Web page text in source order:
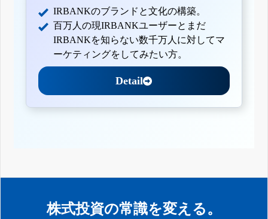
IRBANKのブランドと文化の構築。
百万人の現IRBANKユーザーとまだ
IRBANKを知らない数千万人に対してマ
ーケティングをしてみたい方。
Detail
株式投資の常識を変える。